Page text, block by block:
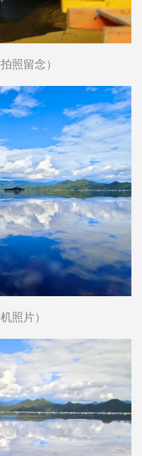
照留念）
照片）